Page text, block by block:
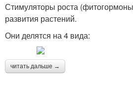
Стимуляторы роста
развития растений.
Они делятся на 4 вида:
читать дальше →